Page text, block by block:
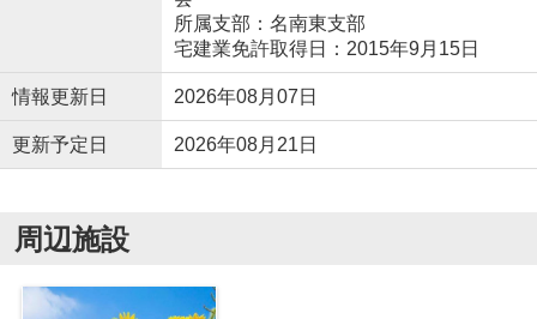
所属支部：名南東支部
宅建業免許取得日：2015年9月15日
情報更新日 2026年08月07日
更新予定日 2026年08月21日
周辺施設